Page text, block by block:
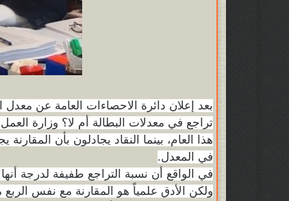
بعد إعلان دائرة الاحصاءات العامة عن معدل
تراجع في معدلات البطالة أم لا؟ وزارة
هذا العام، بينما النقاد يجادلون بأن
في المعدل.
في الواقع أن نسبة التراجع طفيفة لدرجة
ولكن الأدق علمياً هو المقارنة مع نفس